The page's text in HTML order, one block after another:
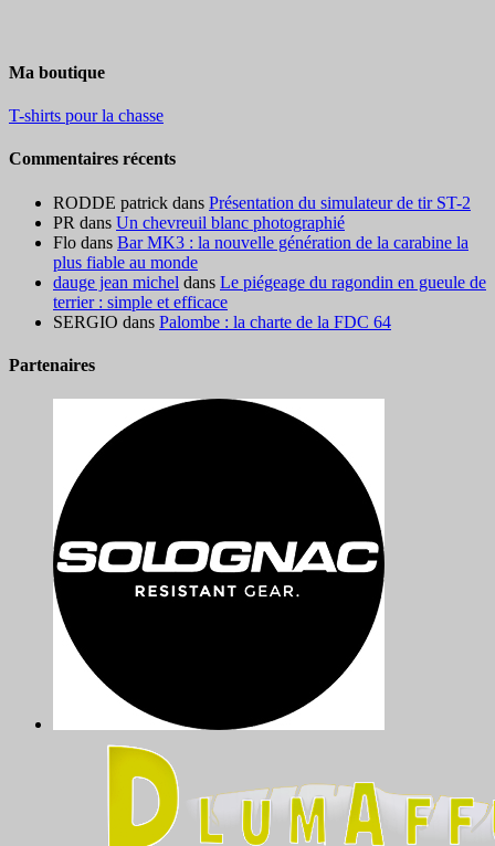
Ma boutique
T-shirts pour la chasse
Commentaires récents
RODDE patrick dans Présentation du simulateur de tir ST-2
PR dans Un chevreuil blanc photographié
Flo dans Bar MK3 : la nouvelle génération de la carabine la
plus fiable au monde
dauge jean michel dans Le piégeage du ragondin en gueule de
terrier : simple et efficace
SERGIO dans Palombe : la charte de la FDC 64
Partenaires